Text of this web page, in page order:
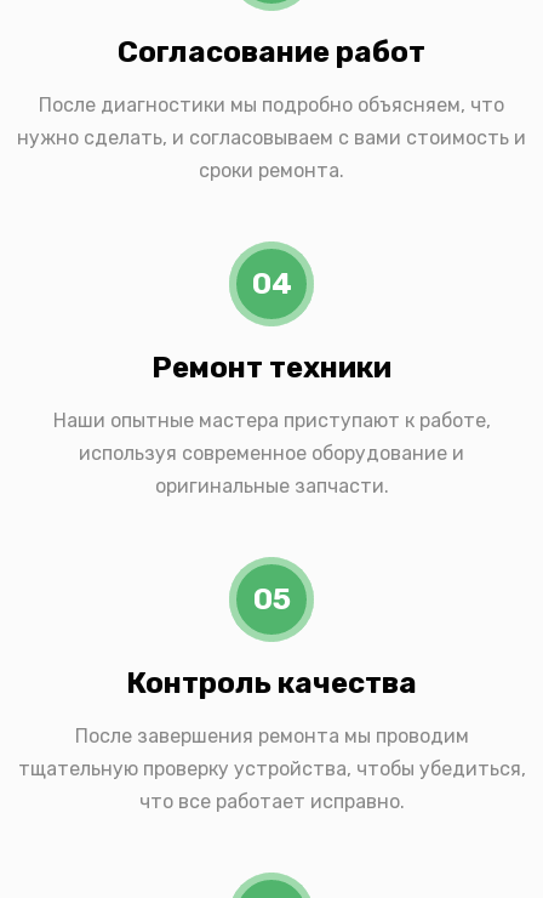
Согласование работ
После диагностики мы подробно объясняем, что
нужно сделать, и согласовываем с вами стоимость и
сроки ремонта.
04
Ремонт техники
Наши опытные мастера приступают к работе,
используя современное оборудование и
оригинальные запчасти.
05
Контроль качества
После завершения ремонта мы проводим
тщательную проверку устройства, чтобы убедиться,
что все работает исправно.